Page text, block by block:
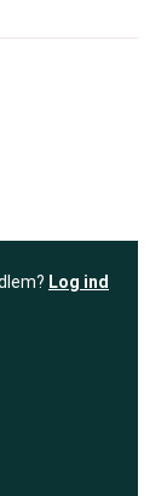
Log ind